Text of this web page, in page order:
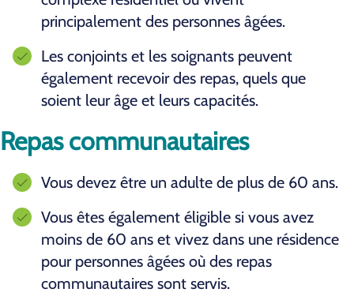
principalement des personnes âgées.
Les conjoints et les soignants peuvent
également recevoir des repas, quels que
soient leur âge et leurs capacités.
Repas communautaires
Vous devez être un adulte de plus de 60 ans.
Vous êtes également éligible si vous avez
moins de 60 ans et vivez dans une résidence
pour personnes âgées où des repas
communautaires sont servis.